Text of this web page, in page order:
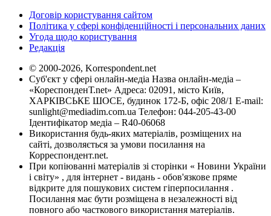
Договір користування сайтом
Політика у сфері конфіденційності і персональних даних
Угода щодо користування
Редакція
© 2000-2026, Korrespondent.net
Суб'єкт у сфері онлайн-медіа Назва онлайн-медіа –
«КореспонденТ.net» Адреса: 02091, місто Київ,
ХАРКІВСЬКЕ ШОСЕ, будинок 172-Б, офіс 208/1 E-mail:
sunlight@mediadim.com.ua Телефон: 044-205-43-00
Ідентифікатор медіа – R40-06068
Використання будь-яких матеріалів, розміщених на
сайті, дозволяється за умови посилання на
Корреспондент.net.
При копіюванні матеріалів зі сторінки « Новини України
і світу» , для інтернет - видань - обов'язкове пряме
відкрите для пошукових систем гіперпосилання .
Посилання має бути розміщена в незалежності від
повного або часткового використання матеріалів.